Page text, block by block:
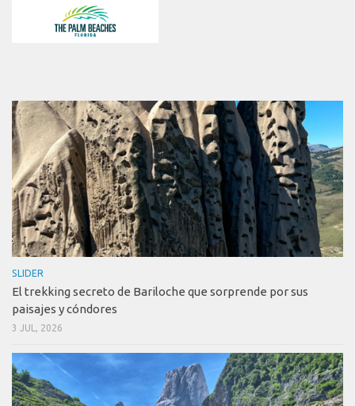
SLIDER
El trekking secreto de Bariloche que sorprende por sus
paisajes y cóndores
3 JUL, 2026